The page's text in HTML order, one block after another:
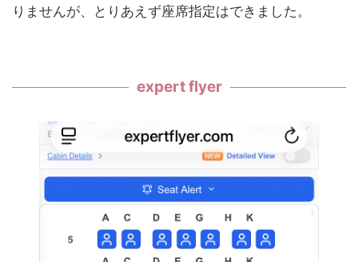
りませんが、とりあえず座席指定はできました。
expert flyer